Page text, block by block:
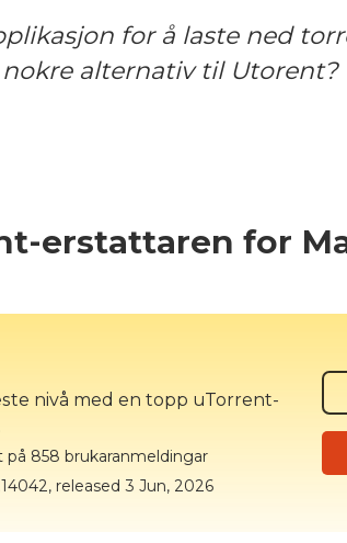
for å laste ned
nokre alternativ til Utorent?
erstattaren for
nivå med en topp uTorrent-
på 858 brukaranmeldingar
, released3 Jun, 2026